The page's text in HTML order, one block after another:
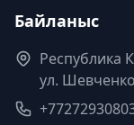
Байланыс
Республика
ул.